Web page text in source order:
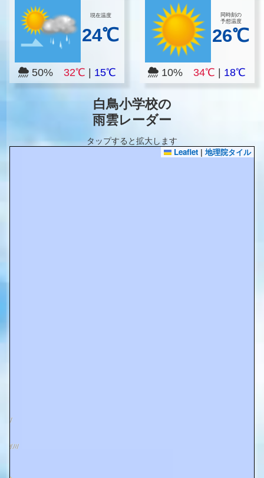
現在温度
24℃
50% 32℃ 15℃
同時刻の
予想温度
26℃
10% 34℃ 18℃
白鳥小学校の
雨雲レーダー
タップすると拡大します
Leaflet | 地理院タイル